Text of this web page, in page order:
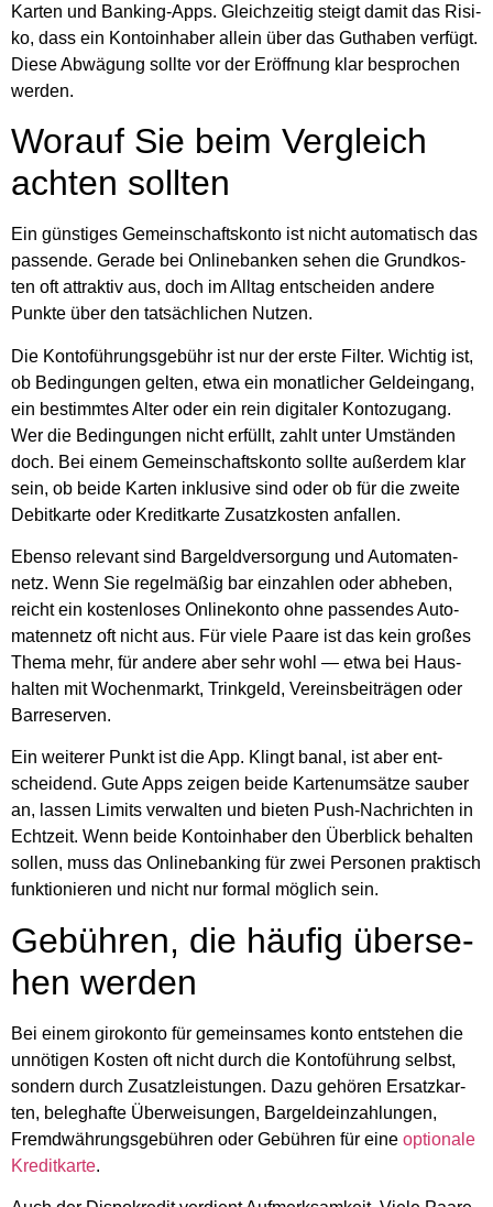
Kar­ten und Ban­king-Apps. Gleich­zei­tig steigt damit das Risi­
ko, dass ein Kon­to­in­ha­ber allein über das Gut­ha­ben ver­fügt.
Die­se Abwä­gung soll­te vor der Eröff­nung klar bespro­chen
wer­den.
Wor­auf Sie beim Ver­gleich
ach­ten soll­ten
Ein güns­ti­ges Gemein­schafts­kon­to ist nicht auto­ma­tisch das
pas­sen­de. Gera­de bei Online­ban­ken sehen die Grund­kos­
ten oft attrak­tiv aus, doch im All­tag ent­schei­den ande­re
Punk­te über den tat­säch­li­chen Nut­zen.
Die Kon­to­füh­rungs­ge­bühr ist nur der ers­te Fil­ter. Wich­tig ist,
ob Bedin­gun­gen gel­ten, etwa ein monat­li­cher Geld­ein­gang,
ein bestimm­tes Alter oder ein rein digi­ta­ler Kon­to­zu­gang.
Wer die Bedin­gun­gen nicht erfüllt, zahlt unter Umstän­den
doch. Bei einem Gemein­schafts­kon­to soll­te außer­dem klar
sein, ob bei­de Kar­ten inklu­si­ve sind oder ob für die zwei­te
Debit­kar­te oder Kre­dit­kar­te Zusatz­kos­ten anfal­len.
Eben­so rele­vant sind Bar­geld­ver­sor­gung und Auto­ma­ten­
netz. Wenn Sie regel­mä­ßig bar ein­zah­len oder abhe­ben,
reicht ein kos­ten­lo­ses Online­kon­to ohne pas­sen­des Auto­
ma­ten­netz oft nicht aus. Für vie­le Paa­re ist das kein gro­ßes
The­ma mehr, für ande­re aber sehr wohl — etwa bei Haus­
hal­ten mit Wochen­markt, Trink­geld, Ver­eins­bei­trä­gen oder
Bar­re­ser­ven.
Ein wei­te­rer Punkt ist die App. Klingt banal, ist aber ent­
schei­dend. Gute Apps zei­gen bei­de Kar­ten­um­sät­ze sau­ber
an, las­sen Limits ver­wal­ten und bie­ten Push-Nach­rich­ten in
Echt­zeit. Wenn bei­de Kon­to­in­ha­ber den Über­blick behal­ten
sol­len, muss das Online­ban­king für zwei Per­so­nen prak­tisch
funk­tio­nie­ren und nicht nur for­mal mög­lich sein.
Gebüh­ren, die häu­fig über­se­
hen wer­den
Bei einem giro­kon­to für gemein­sa­mes kon­to ent­ste­hen die
unnö­ti­gen Kos­ten oft nicht durch die Kon­to­füh­rung selbst,
son­dern durch Zusatz­leis­tun­gen. Dazu gehö­ren Ersatz­kar­
ten, beleg­haf­te Über­wei­sun­gen, Bar­geld­ein­zah­lun­gen,
Fremd­wäh­rungs­ge­büh­ren oder Gebüh­ren für eine optio­na­le
Kre­dit­kar­te.